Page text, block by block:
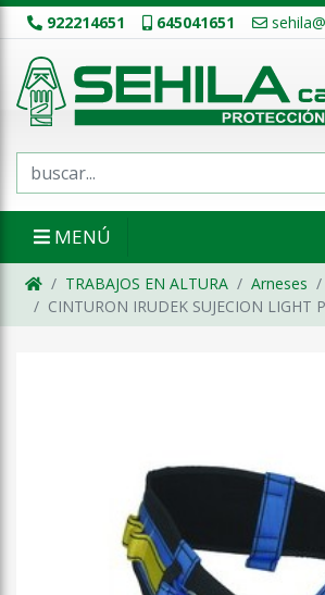
922214651 645041651
MENÚ
TRABAJOS EN ALTURA Arneses
CINTURON IRUDEK SUJECION LIGHT